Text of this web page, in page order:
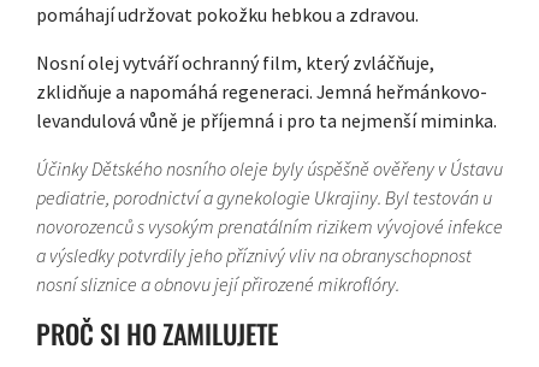
pomáhají udržovat pokožku hebkou a zdravou.
Nosní olej vytváří ochranný film, který zvláčňuje,
zklidňuje a napomáhá regeneraci. Jemná heřmánkovo-
levandulová vůně je příjemná i pro ta nejmenší miminka.
Účinky Dětského nosního oleje byly úspěšně ověřeny v Ústavu
pediatrie, porodnictví a gynekologie Ukrajiny. Byl testován u
novorozenců s vysokým prenatálním rizikem vývojové infekce
a výsledky potvrdily jeho příznivý vliv na obranyschopnost
nosní sliznice a obnovu její přirozené mikroflóry.
PROČ SI HO ZAMILUJETE